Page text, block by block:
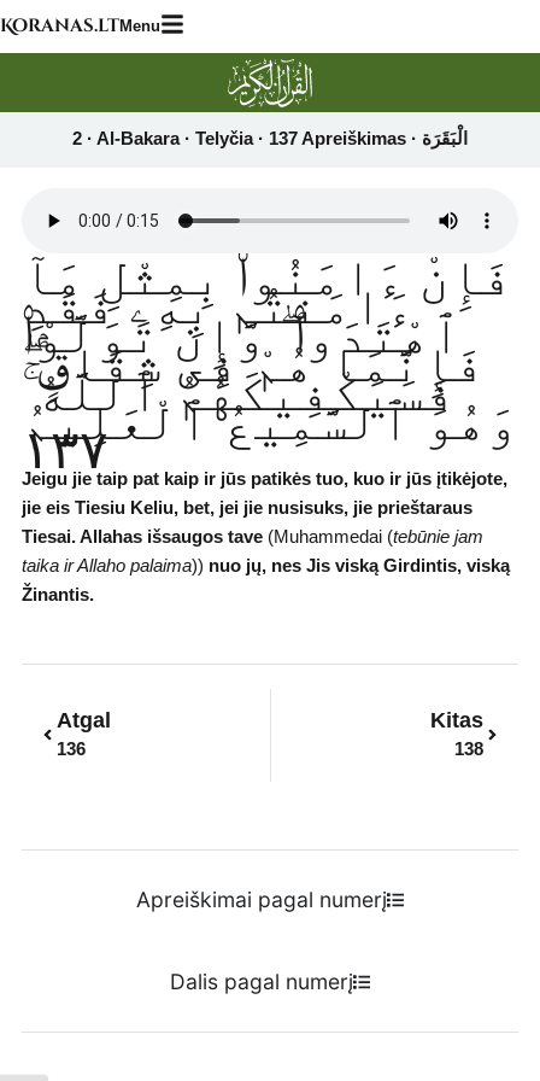
Skip
to
Koranas.ltMenu
فَإِنْ ءَامَنُوا۟ بِمِثْلِ مَآ
ءَامَنتُم بِهِۦ فَقَدِ
ٱهْتَدَوا۟ ۖ وَّإِن تَوَلَّوْا۟
فَإِنَّمَا هُمْ فِى شِقَاقٍۢ ۖ
فَسَيَكْفِيكَهُمُ ٱللَّهُ ۚ
وَهُوَ ٱلسَّمِيعُ ٱلْعَلِيمُ
١٣٧
Jeigu jie taip pat kaip ir jūs patikės tuo, kuo ir jūs įtikėjote,
jie eis Tiesiu Keliu, bet, jei jie nusisuks, jie prieštaraus
Tiesai. Allahas išsaugos tave(Muhammedai (tebūnie jam
taika ir Allaho palaima)) nuo jų, nes Jis viską Girdintis, viską
Žinantis.
Atgal
136
Kitas
138
Apreiškimai pagal numerį
Dalis pagal numerį